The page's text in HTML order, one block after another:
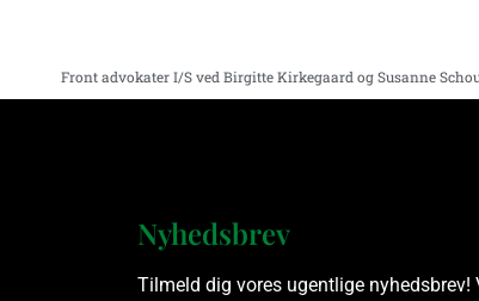
Front advokater I/S ved Birgitte Kirkegaard og Susanne
Nyhedsbrev
Tilmeld dig vores ugentlige nyhedsbrev!